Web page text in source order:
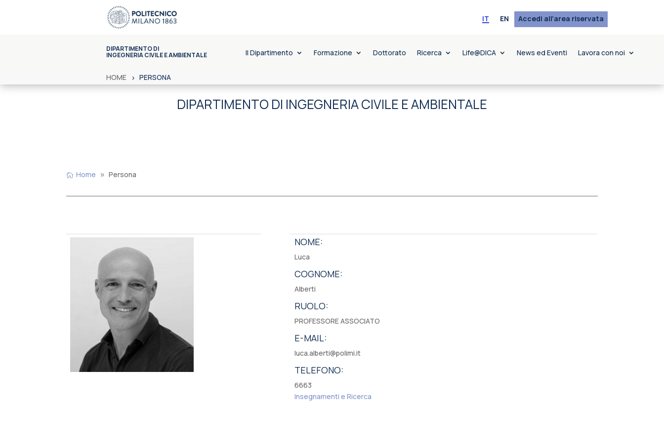
IT EN Accedi all’area riservata
DIPARTIMENTO DI
INGEGNERIA CIVILE E AMBIENTALE Il Dipartimento Formazione Dottorato Ricerca Life@DICA News ed Eventi Lavora con noi
HOME PERSONA
DIPARTIMENTO DI INGEGNERIA CIVILE E AMBIENTALE
Home Persona
NOME:
Luca
COGNOME:
Alberti
RUOLO:
PROFESSORE ASSOCIATO
E-MAIL:
luca.alberti@polimi.it
TELEFONO:
6663
Insegnamenti e Ricerca